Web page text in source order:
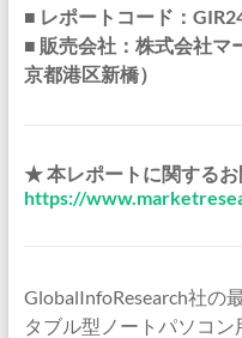
■ レポートコード：
■ 販売会社：株式会社マ
京都港区新橋）
★ 本レポートに関する
https://
GlobalInfoResearch社の
タブル型ノートパソコ